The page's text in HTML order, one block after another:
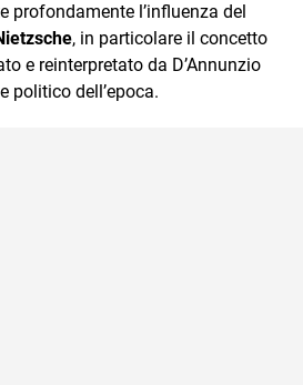
profondamente l’influenza del
, in particolare il concetto
e reinterpretato da D’Annunzio
politico dell’epoca.